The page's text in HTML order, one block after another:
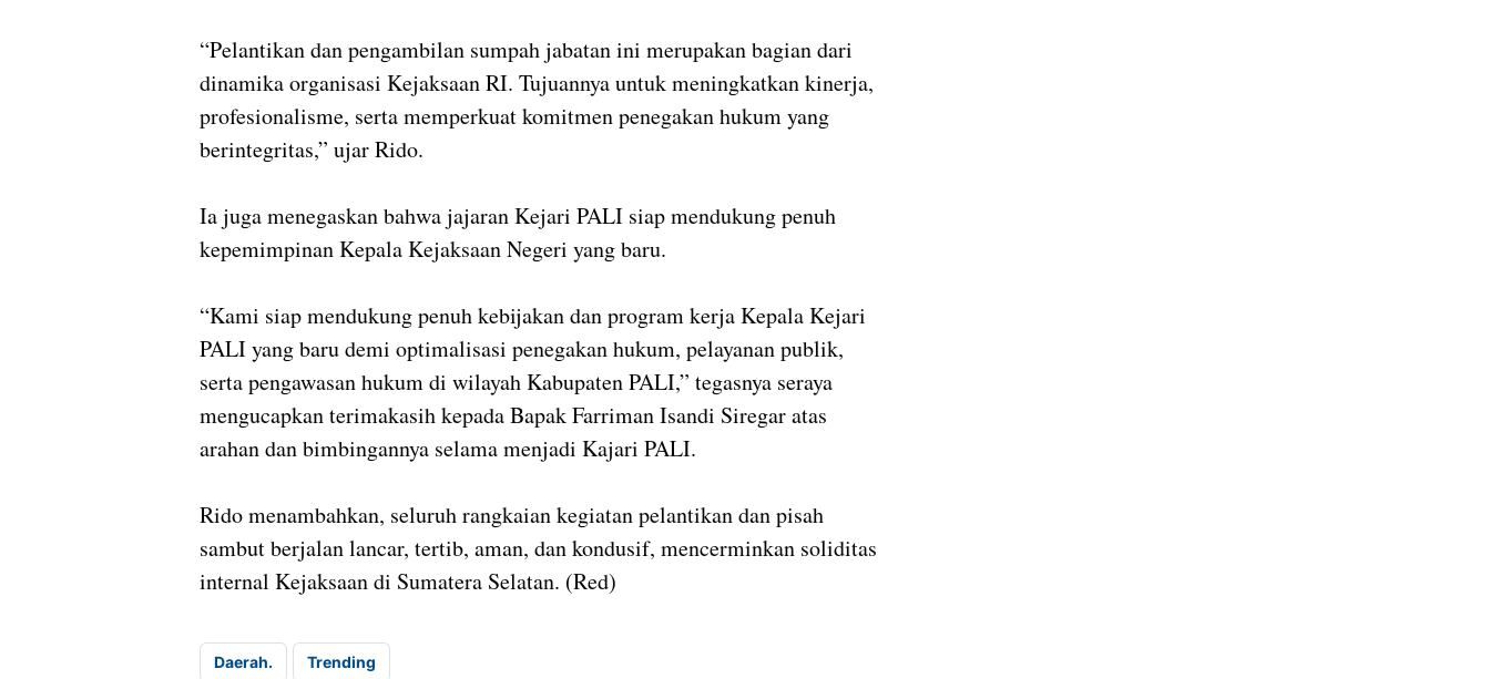
“Pelantikan dan pengambilan sumpah jabatan ini merupakan bagian dari
dinamika organisasi Kejaksaan RI. Tujuannya untuk meningkatkan kinerja,
profesionalisme, serta memperkuat komitmen penegakan hukum yang
berintegritas,” ujar Rido.
Ia juga menegaskan bahwa jajaran Kejari PALI siap mendukung penuh
kepemimpinan Kepala Kejaksaan Negeri yang baru.
“Kami siap mendukung penuh kebijakan dan program kerja Kepala Kejari
PALI yang baru demi optimalisasi penegakan hukum, pelayanan publik,
serta pengawasan hukum di wilayah Kabupaten PALI,” tegasnya seraya
mengucapkan terimakasih kepada Bapak Farriman Isandi Siregar atas
arahan dan bimbingannya selama menjadi Kajari PALI.
Rido menambahkan, seluruh rangkaian kegiatan pelantikan dan pisah
sambut berjalan lancar, tertib, aman, dan kondusif, mencerminkan soliditas
internal Kejaksaan di Sumatera Selatan. (Red)
Daerah. Trending